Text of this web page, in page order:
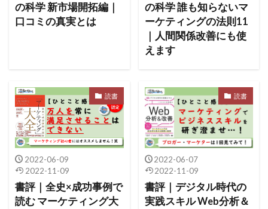
の科学 新市場開拓編｜
口コミの真実とは
の科学 誰も知らないマ
ーケティングの法則11
｜人間関係改善にも使
えます
読書
2022-06-09
2022-11-09
書評｜全史×成功事例で
読む マーケティング大
読書
2022-06-07
2022-11-09
書評｜デジタル時代の
実践スキル Web分析＆